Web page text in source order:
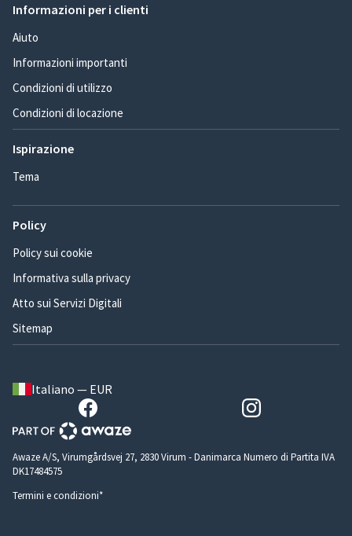
Informazioni per i clienti
Aiuto
Informazioni importanti
Condizioni di utilizzo
Condizioni di locazione
Ispirazione
Tema
Policy
Policy sui cookie
Informativa sulla privacy
Atto sui Servizi Digitali
Sitemap
Italiano — EUR
Awaze A/S, Virumgårdsvej 27, 2830 Virum - Danimarca Numero di Partita IVA
DK17484575
Termini e condizioni*